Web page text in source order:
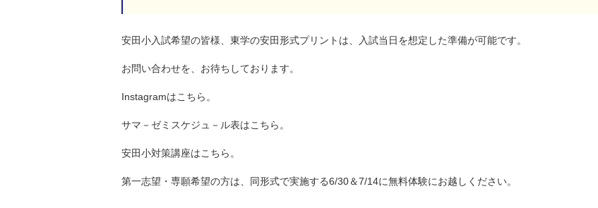
安田小入試希望の皆様、東学の安田形式プリントは、入試当日を想定した準備が可能です。
お問い合わせを、お待ちしております。
Instagramはこちら 。
サマ－ゼミスケジュ－ル表はこちら 。
安田小対策講座はこちら 。
第一志望・専願希望の方は、同形式で実施する6/30＆7/14に無料体験にお越しください。